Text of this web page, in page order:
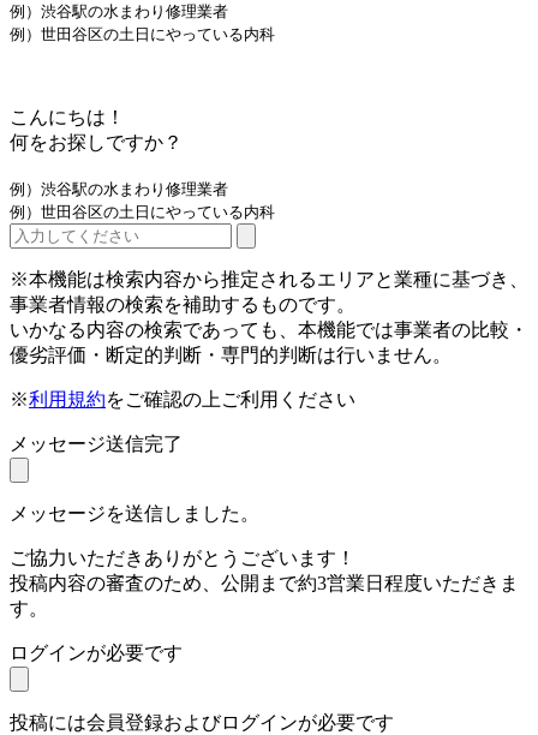
例）渋谷駅の水まわり修理業者
例）世田谷区の土日にやっている内科
こんにちは！
何をお探しですか？
例）渋谷駅の水まわり修理業者
例）世田谷区の土日にやっている内科
※本機能は検索内容から推定されるエリアと業種に基づき、
事業者情報の検索を補助するものです。
いかなる内容の検索であっても、本機能では事業者の比較・
優劣評価・断定的判断・専門的判断は行いません。
※利用規約をご確認の上ご利用ください
メッセージ送信完了
メッセージを送信しました。
ご協力いただきありがとうございます！
投稿内容の審査のため、公開まで約3営業日程度いただきま
す。
ログインが必要です
投稿には会員登録およびログインが必要です